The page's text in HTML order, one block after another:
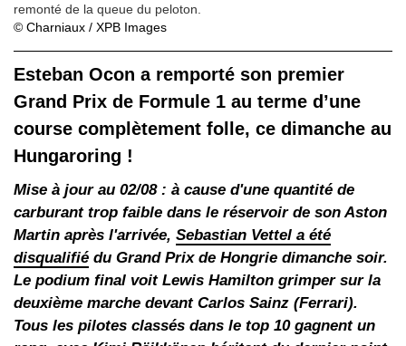
remonté de la queue du peloton.
© Charniaux / XPB Images
Esteban Ocon a remporté son premier
Grand Prix de Formule 1 au terme d’une
course complètement folle, ce dimanche au
Hungaroring !
Mise à jour au 02/08 : à cause d'une quantité de
carburant trop faible dans le réservoir de son Aston
Martin après l'arrivée, Sebastian Vettel a été
disqualifié du Grand Prix de Hongrie dimanche soir.
Le podium final voit Lewis Hamilton grimper sur la
deuxième marche devant Carlos Sainz (Ferrari).
Tous les pilotes classés dans le top 10 gagnent un